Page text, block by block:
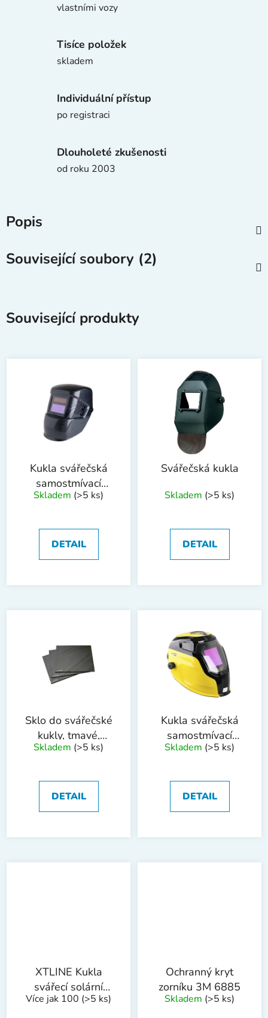
vlastními vozy
Tisíce položek
skladem
Individuální přístup
po registraci
Dlouholeté zkušenosti
od roku 2003
Popis
Související soubory (2)
Související produkty
Kukla svářečská
samostmívací
CARBON
Skladem (>5 ks)
DETAIL
Svářečská kukla
Skladem (>5 ks)
DETAIL
Sklo do svářečské
kukly, tmavé,
90x110 mm
Skladem (>5 ks)
DETAIL
Kukla svářečská
samostmívací
FESTA LCD
Skladem (>5 ks)
DETAIL
XTLINE Kukla
svářecí solární
samostmívací
Více jak 100 (>5 ks)
Ochranný kryt
zorníku 3M 6885
Skladem (>5 ks)